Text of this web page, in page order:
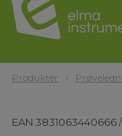
Produkter
EAN 3831063440666/